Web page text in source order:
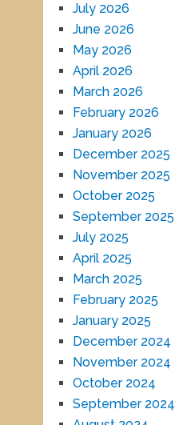
July 2026
June 2026
May 2026
April 2026
March 2026
February 2026
January 2026
December 2025
November 2025
October 2025
September 2025
July 2025
April 2025
March 2025
February 2025
January 2025
December 2024
November 2024
October 2024
September 2024